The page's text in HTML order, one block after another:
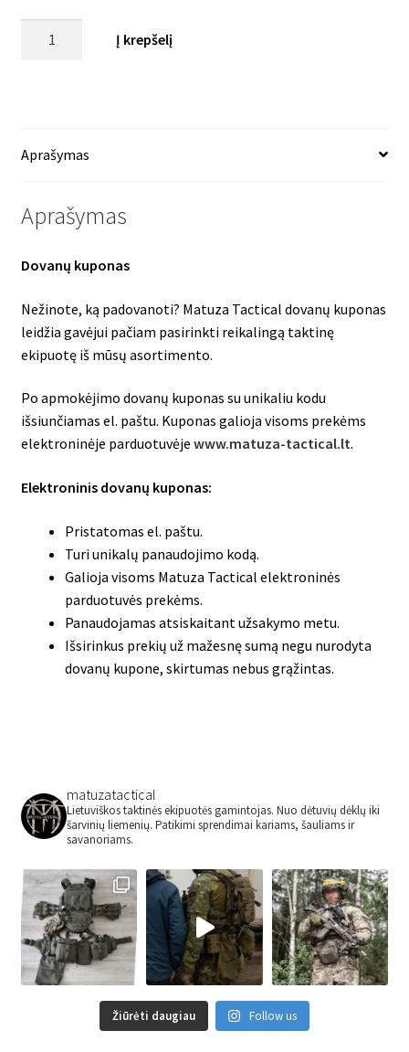
Į krepšelį
Aprašymas
Aprašymas
Dovanų kuponas
Nežinote, ką padovanoti? Matuza Tactical dovanų kuponas
leidžia gavėjui pačiam pasirinkti reikalingą taktinę
ekipuotę iš mūsų asortimento.
Po apmokėjimo dovanų kuponas su unikaliu kodu
išsiunčiamas el. paštu. Kuponas galioja visoms prekėms
elektroninėje parduotuvėje www.matuza-tactical.lt.
Elektroninis dovanų kuponas:
Pristatomas el. paštu.
Turi unikalų panaudojimo kodą.
Galioja visoms Matuza Tactical elektroninės
parduotuvės prekėms.
Panaudojamas atsiskaitant užsakymo metu.
Išsirinkus prekių už mažesnę sumą negu nurodyta
dovanų kupone, skirtumas nebus grąžintas.
matuzatactical
Lietuviškos taktinės ekipuotės gamintojas. Nuo dėtuvių dėklų iki
šarvinių liemenių. Patikimi sprendimai kariams, šauliams ir
savanoriams.
Žiūrėti daugiau Follow us